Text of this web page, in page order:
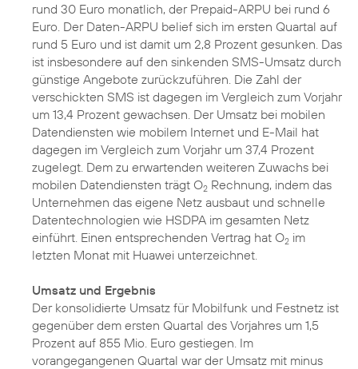
rund 30 Euro monatlich, der Prepaid-ARPU bei rund 6
Euro. Der Daten-ARPU belief sich im ersten Quartal auf
rund 5 Euro und ist damit um 2,8 Prozent gesunken. Das
ist insbesondere auf den sinkenden SMS-Umsatz durch
günstige Angebote zurückzuführen. Die Zahl der
verschickten SMS ist dagegen im Vergleich zum Vorjahr
um 13,4 Prozent gewachsen. Der Umsatz bei mobilen
Datendiensten wie mobilem Internet und E-Mail hat
dagegen im Vergleich zum Vorjahr um 37,4 Prozent
zugelegt. Dem zu erwartenden weiteren Zuwachs bei
mobilen Datendiensten trägt O2 Rechnung, indem das
Unternehmen das eigene Netz ausbaut und schnelle
Datentechnologien wie HSDPA im gesamten Netz
einführt. Einen entsprechenden Vertrag hat O2 im
letzten Monat mit Huawei unterzeichnet.
Umsatz und Ergebnis
Der konsolidierte Umsatz für Mobilfunk und Festnetz ist
gegenüber dem ersten Quartal des Vorjahres um 1,5
Prozent auf 855 Mio. Euro gestiegen. Im
vorangegangenen Quartal war der Umsatz mit minus